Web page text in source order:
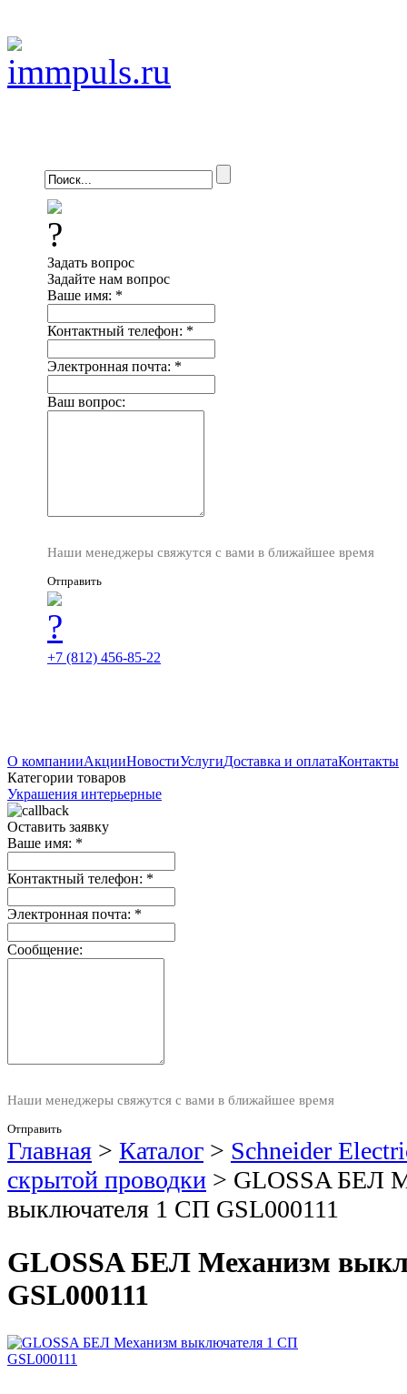
Задать вопрос
Задайте нам вопрос
Ваше имя: *
Контактный телефон: *
Электронная почта: *
Ваш вопрос:
Наши менеджеры свяжутся с вами в ближайшее время
Отправить
+7 (812) 456-85-22
О компанииАкцииНовостиУслугиДоставка и оплатаКонтакты
Категории товаров
Украшения интерьерные
Оставить заявку
Ваше имя: *
Контактный телефон: *
Электронная почта: *
Сообщение:
Наши менеджеры свяжутся с вами в ближайшее время
Отправить
Главная > Каталог > Schneider
скрытой проводки > GLOSSA БЕЛ
выключателя 1 СП GSL000111
GLOSSA БЕЛ Механизм
GSL000111